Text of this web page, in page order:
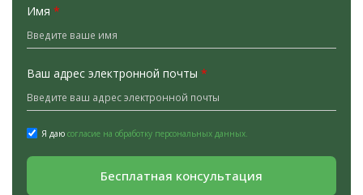
Имя *
Ваш адрес электронной почты *
Я даю согласие на обработку персональных данных.
Бесплатная консультация